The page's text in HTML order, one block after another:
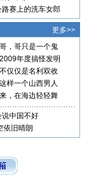
赛上的洗车女郎
更多>>
，哥只是一个鬼
年度搞怪发明
仅仅是名利双收
样一个山西男人
，在海边轻轻舞
中国不好
依旧晴朗